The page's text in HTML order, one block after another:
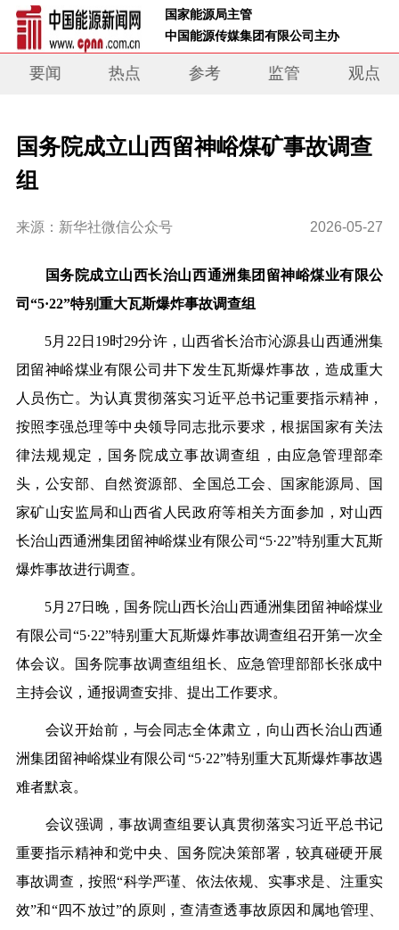
国家能源局主管
中国能源传媒集团有限公司主办
要闻 热点 参考 监管 观点
国务院成立山西留神峪煤矿事故调查
组
来源：新华社微信公众号 2026-05-27
国务院成立山西长治山西通洲集团留神峪煤业有限公
司“5·22”特别重大瓦斯爆炸事故调查组
5月22日19时29分许，山西省长治市沁源县山西通洲集
团留神峪煤业有限公司井下发生瓦斯爆炸事故，造成重大
人员伤亡。为认真贯彻落实习近平总书记重要指示精神，
按照李强总理等中央领导同志批示要求，根据国家有关法
律法规规定，国务院成立事故调查组，由应急管理部牵
头，公安部、自然资源部、全国总工会、国家能源局、国
家矿山安监局和山西省人民政府等相关方面参加，对山西
长治山西通洲集团留神峪煤业有限公司“5·22”特别重大瓦斯
爆炸事故进行调查。
5月27日晚，国务院山西长治山西通洲集团留神峪煤业
有限公司“5·22”特别重大瓦斯爆炸事故调查组召开第一次全
体会议。国务院事故调查组组长、应急管理部部长张成中
主持会议，通报调查安排、提出工作要求。
会议开始前，与会同志全体肃立，向山西长治山西通
洲集团留神峪煤业有限公司“5·22”特别重大瓦斯爆炸事故遇
难者默哀。
会议强调，事故调查组要认真贯彻落实习近平总书记
重要指示精神和党中央、国务院决策部署，较真碰硬开展
事故调查，按照“科学严谨、依法依规、实事求是、注重实
效”和“四不放过”的原则，查清查透事故原因和属地管理、